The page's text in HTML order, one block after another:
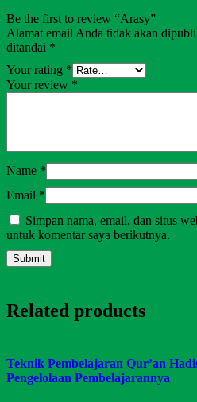
Be the first to review “Arasy”
Alamat email Anda tidak akan
ditandai *
Your rating *
Your review *
Name *
Email *
Simpan nama, email, dan situs
untuk komentar saya berikutnya.
Related products
Teknik Pembelajaran Qur’an
Pengelolaan Pembelajarannya